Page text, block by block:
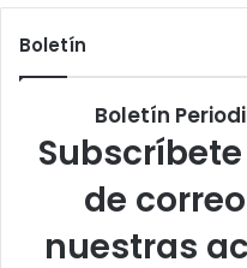
Boletín
Boletín
de
nuestras